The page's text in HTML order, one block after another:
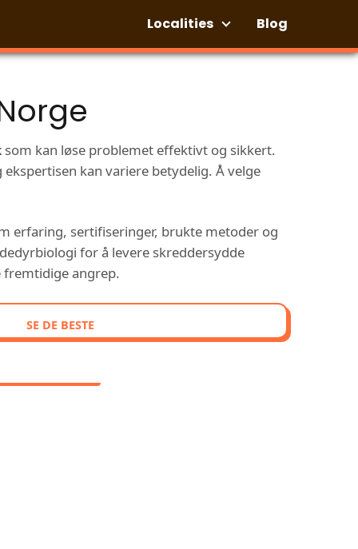
Localities Blog
som kan løse problemet effektivt og sikkert.
kan variere betydelig. Å velge
erfaring, sertifiseringer, brukte metoder og
for å levere skreddersydde
fremtidige angrep.
SE DE BESTE